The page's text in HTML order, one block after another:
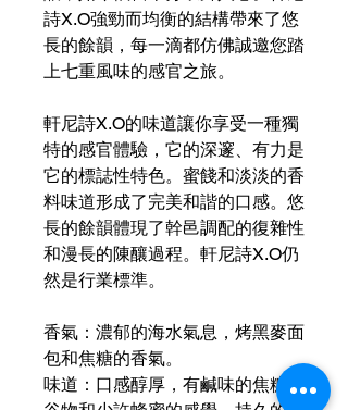
詩X.O強勁而均衡的結構帶來了悠
長的餘韻，每一滴都仿佛誠邀您踏
上七重風味的感官之旅。
軒尼詩X.O的味道讓你享受一種獨
特的感官體驗，它的深邃、有力是
它的標誌性特色。蜜餞和淡淡的香
料味道形成了完美和諧的口感。悠
長的餘韻體現了幹邑調配的復雜性
和漫長的陳釀過程。軒尼詩X.O仍
然是行業標準。
香氣：濃郁的海水氣息，烤黑麥面
包和焦糖的香氣。
味道：口感醇厚，有鹹味的焦糖、